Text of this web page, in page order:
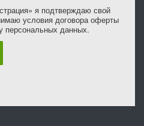
я подтверждаю свой
условия договора оферты
персональных данных.